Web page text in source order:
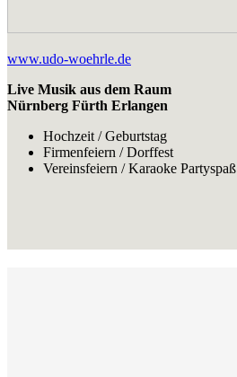
www.udo-woehrle.de
Live Musik aus dem Raum
Nürnberg Fürth Erlangen
Hochzeit / Geburtstag
Firmenfeiern / Dorffest
Vereinsfeiern / Karaoke Partyspaß